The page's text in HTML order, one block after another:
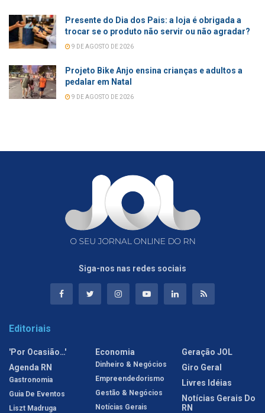
Presente do Dia dos Pais: a loja é obrigada a
trocar se o produto não servir ou não agradar?
9 DE AGOSTO DE 2026
Projeto Bike Anjo ensina crianças e adultos a
pedalar em Natal
9 DE AGOSTO DE 2026
Siga-nos nas redes sociais
Editoriais
'Por Ocasião…'
Agenda RN
Gastronomia
Guia De Eventos
Liszt Madruga
Economia
Dinheiro & Negócios
Empreendedorismo
Gestão & Negócios
Notícias Gerais
Geração JOL
Giro Geral
Livres Idéias
Notícias Gerais Do
RN